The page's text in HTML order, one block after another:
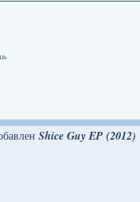
Shice Guy EP (2012)